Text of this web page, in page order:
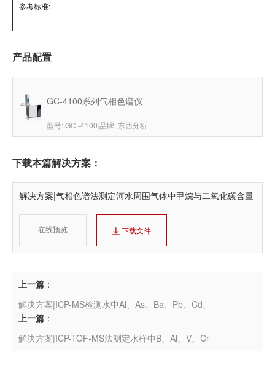
参考标准:
产品配置
GC-4100系列气相色谱仪
型号: GC -4100 品牌: 东西分析
下载本篇解决方案：
解决方案|气相色谱法测定河水周围气体中甲烷与二氧化碳含量
在线预览 下载文件
上一篇 ：
解决方案|ICP-MS检测水中Al、As、Ba、Pb、Cd、
上一篇 ：
解决方案|ICP-TOF-MS法测定水样中B、Al、V、Cr